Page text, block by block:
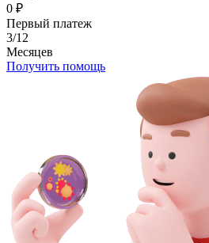
0 ₽
Первый платеж
3/12
Месяцев
Получить помощь